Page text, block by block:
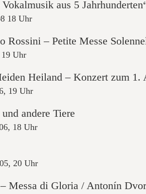
aus 5
18 Uhr
Rossini – Petite Messe
19 Uhr
Heiland – Konzert zum 1.
19 Uhr
andere Tiere
18 Uhr
20 Uhr
Messa di Gloria / Antonín